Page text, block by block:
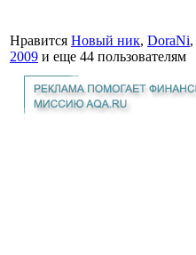
Нравится Новый ник, DoraNi,
2009 и еще 44 пользователям